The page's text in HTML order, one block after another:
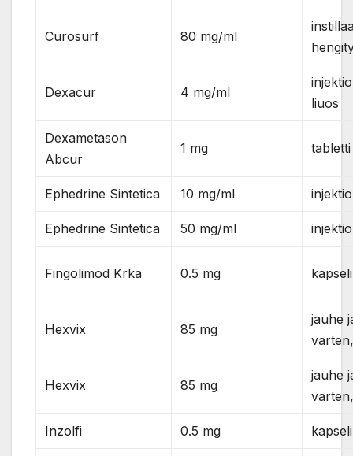
Curosurf 80 mg/ml
Dexacur 4 mg/ml
liuos
Dexametason
Abcur
1 mg tabletti
Ephedrine Sintetica 10 mg/ml
Ephedrine Sintetica 50 mg/ml
Fingolimod Krka 0.5 mg
Hexvix 85 mg
jauhe
Hexvix 85 mg
jauhe
Inzolfi 0.5 mg